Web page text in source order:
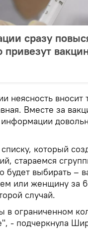
сразу
привезут
неясность вносит
Вместе за
который
стараемся
будет выбирать –
или женщину за
случай.
в ограниченном
- подчеркнула